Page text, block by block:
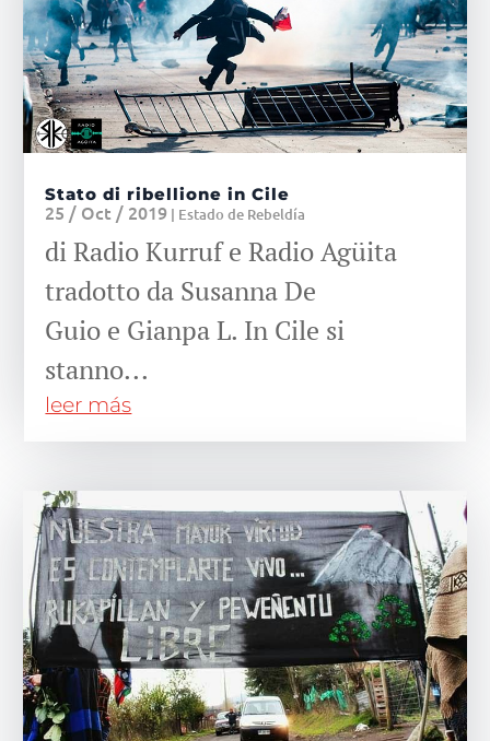
Stato di ribellione in Cile
25 / Oct / 2019 | Estado de Rebeldía
di Radio Kurruf e Radio Agüita
tradotto da Susanna De
Guio e Gianpa L. In Cile si
stanno...
leer más